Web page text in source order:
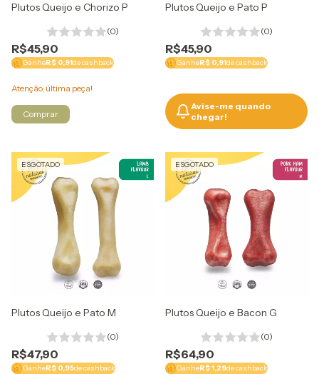
Plutos Queijo e Chorizo P
(0)
R$45,90
GanheR$ 0,91de cashback
Atenção, última peça!
Plutos Queijo e Pato P
(0)
R$45,90
GanheR$ 0,91de cashback
Avise-me quando
chegar!
ESGOTADO
Plutos Queijo e Pato M
(0)
R$47,90
GanheR$ 0,95de cashback
ESGOTADO
Plutos Queijo e Bacon G
(0)
R$64,90
GanheR$ 1,29de cashback